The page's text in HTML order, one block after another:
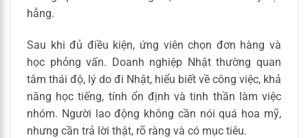
hẫng.
Sau khi đủ điều kiện, ứng viên chọn đơn hàng và
học phỏng vấn. Doanh nghiệp Nhật thường quan
tâm thái độ, lý do đi Nhật, hiểu biết về công việc, khả
năng học tiếng, tính ổn định và tinh thần làm việc
nhóm. Người lao động không cần nói quá hoa mỹ,
nhưng cần trả lời thật, rõ ràng và có mục tiêu.